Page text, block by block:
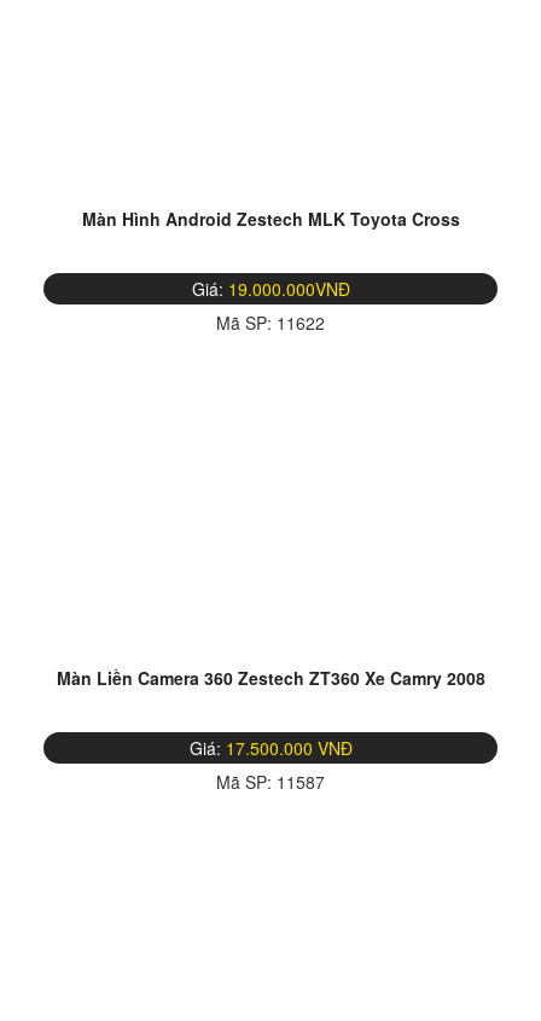
Màn Hình Android Zestech MLK Toyota Cross
Giá: 19.000.000VNĐ
Mã SP: 11622
Màn Liền Camera 360 Zestech ZT360 Xe Camry 2008
Giá: 17.500.000 VNĐ
Mã SP: 11587